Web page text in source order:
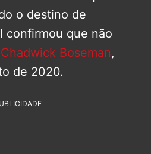
o destino de
confirmou que não
Chadwick Boseman,
de 2020.